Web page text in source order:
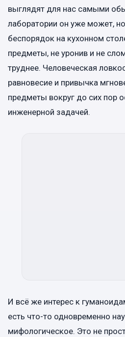
выглядят для нас самыми
лаборатории он уже может,
беспорядок на кухонном
предметы, не уронив и не
труднее. Человеческая
равновесие и привычка
предметы вокруг до сих пор
инженерной задачей.
И всё же интерес к
есть что-то одновременно
мифологическое. Это не